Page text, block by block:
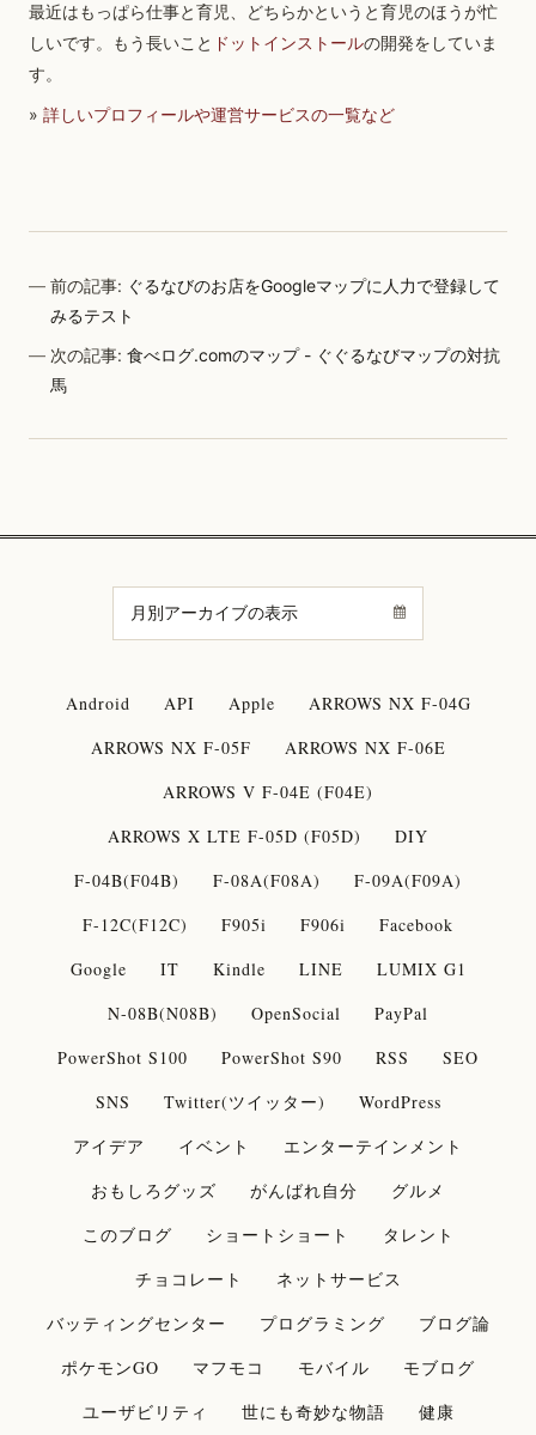
最近はもっぱら仕事と育児、どちらかというと育児のほうが忙
しいです。もう長いこと ドットインストールの開発をしていま
す。
» 詳しいプロフィールや運営サービスの一覧など
前の記事: ぐるなびのお店をGoogleマップに人力で登録して
みるテスト
次の記事:食べログ.comのマップ - ぐぐるなびマップの対抗
馬
Android API Apple
ARROWS NX F-04G
ARROWS NX F-05F
ARROWS NX F-06E
ARROWS V F-04E (F04E)
ARROWS X LTE F-05D (F05D)
DIY
F-04B(F04B)
F-08A(F08A)
F-09A(F09A)
F-12C(F12C)
F905i F906i
Facebook
Google
IT Kindle LINE
LUMIX G1
N-08B(N08B)
OpenSocial
PayPal
PowerShot S100
PowerShot S90 RSS
SEO
SNS
Twitter(ツイッター)
WordPress
アイデア
イベント
エンターテインメント
おもしろグッズ
がんばれ自分
グルメ
このブログ
ショートショート
タレント
チョコレート
ネットサービス
バッティングセンター
プログラミング
ブログ論
ポケモンGO
マフモコ モバイル
モブログ
ユーザビリティ
世にも奇妙な物語 健康